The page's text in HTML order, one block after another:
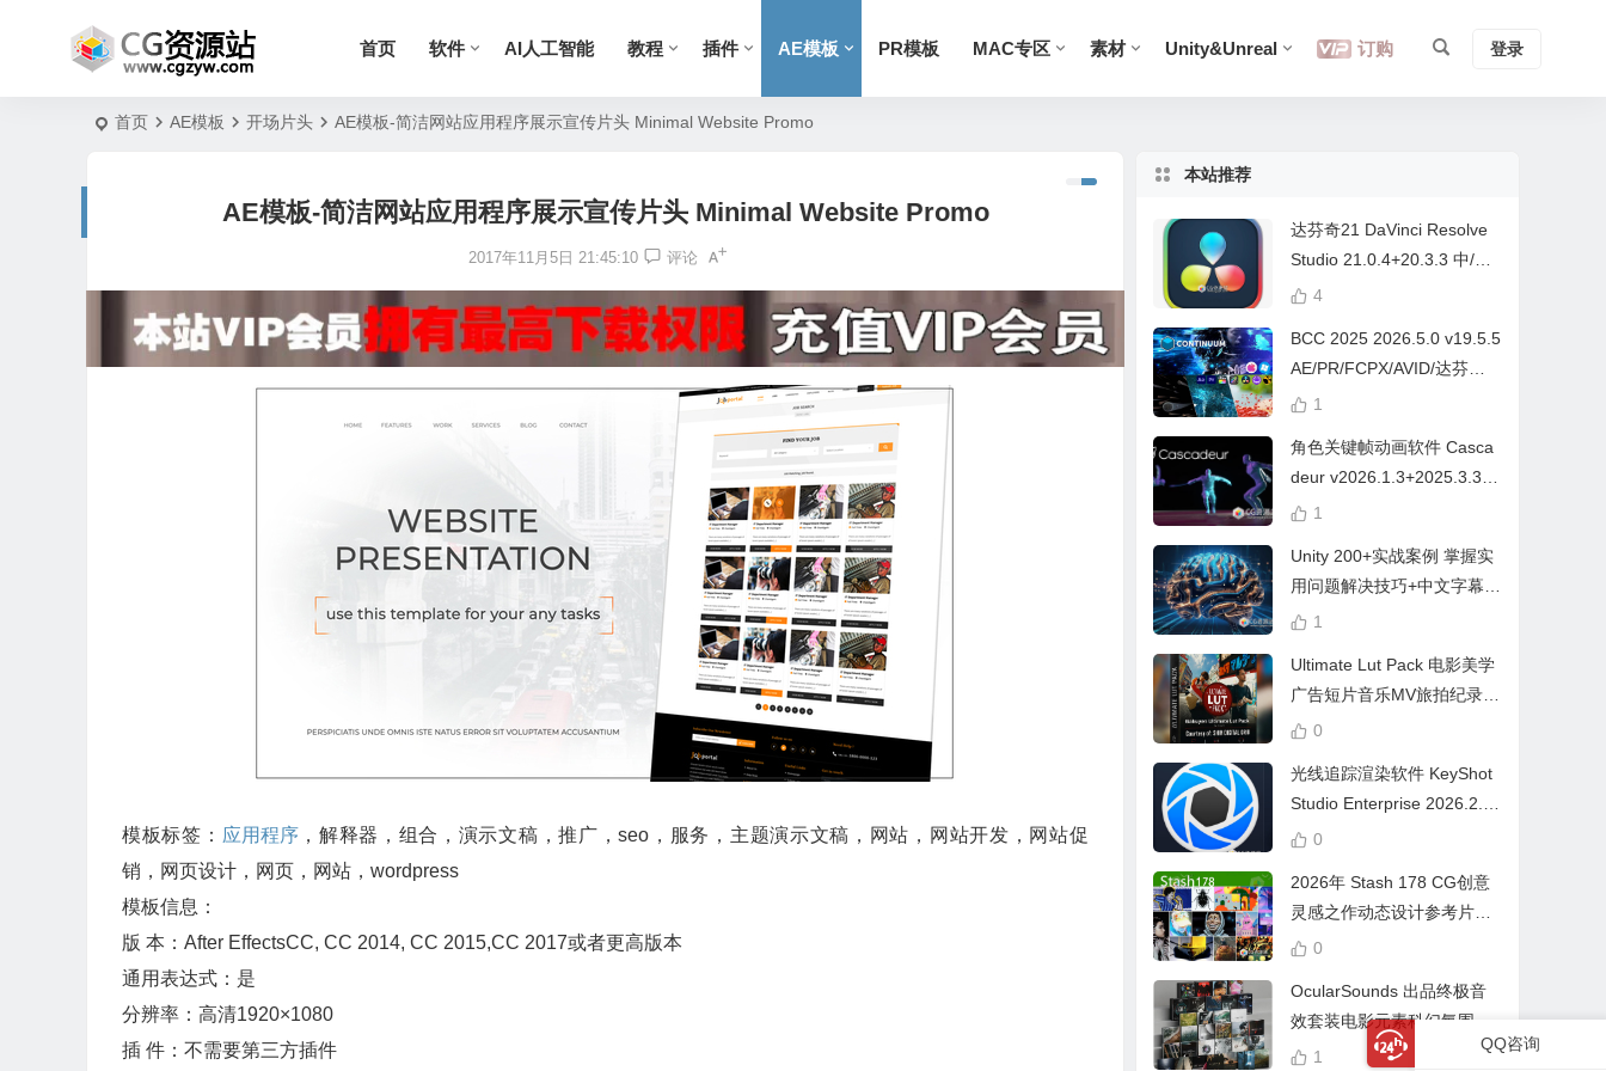
首页 软件 AI人工智能 教程 插件 AE模板 PR模板 MAC专区 素材 Unity&Unreal 订购 登录
首页 AE模板 开场片头 AE模板-简洁网站应用程序展示宣传片头 Minimal Website Promo
AE模板-简洁网站应用程序展示宣传片头 Minimal Website Promo
2017年11月5日 21:45:10 评论
模板标签： 应用程序，解释器，组合，演示文稿，推广，seo，服务，主题演示文稿，网站，网站开发，网站促
销，网页设计，网页，网站，wordpress
模板信息：
版 本：After EffectsCC, CC 2014, CC 2015,CC 2017或者更高版本
通用表达式：是
分辨率：高清1920×1080
插 件：不需要第三方插件
本站推荐
达芬奇21 DaVinci Resolve
Studio 21.0.4+20.3.3 中/英
文 Win/Mac
4
BCC 2025 2026.5.0 v19.5.5
AE/PR/FCPX/AVID/达芬奇
视频特效插件Continuum Wi
1
角色关键帧动画软件 Casca
deur v2026.1.3+2025.3.3
Win/Mac+中文字幕教程
1
Unity 200+实战案例 掌握实
用问题解决技巧+中文字幕 L
earn Problem Solving
1
Ultimate Lut Pack 电影美学
广告短片音乐MV旅拍纪录片
视频调色预设
0
光线追踪渲染软件 KeyShot
Studio Enterprise 2026.2.1
Win中文版
0
2026年 Stash 178 CG创意
灵感之作动态设计参考片广
告视频动画短片合集
0
OcularSounds 出品终极音
效套装电影元素科幻氛围冲
击无人机音效素材包 Full Ac
1
QQ咨询